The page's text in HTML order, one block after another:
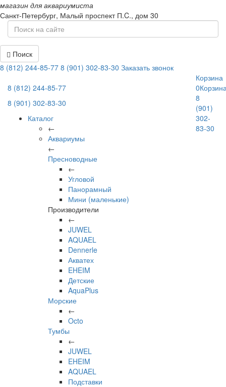
магазин для аквариумиста
Санкт-Петербург, Малый проспект П.C., дом 30
Поиск
8 (812) 244-85-77 8 (901) 302-83-30 Заказать звонок
8 (812) 244-85-77
8 (901) 302-83-30
Каталог
←
Аквариумы
←
Пресноводные
←
Угловой
Панорамный
Мини (маленькие)
Производители
←
JUWEL
AQUAEL
Dennerle
Акватех
EHEIM
Детские
AquaPlus
Морские
←
Octo
Тумбы
←
JUWEL
EHEIM
AQUAEL
Подставки
Корзина
0
8
(901)
302-
83-30